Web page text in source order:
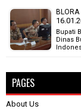
Bupati
Dinas
PAGES
About Us